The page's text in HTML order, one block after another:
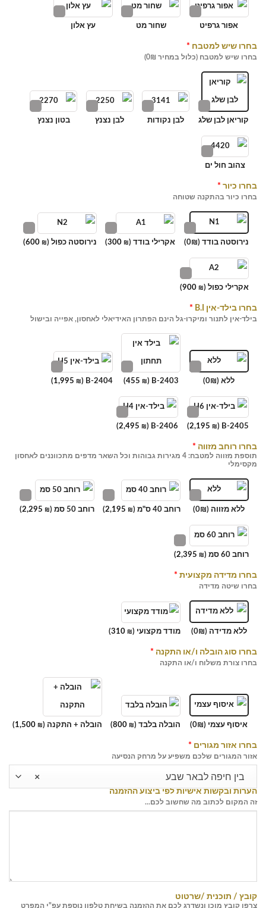
אפור גרפיט שחור מט עץ אלון
בחרו שיש למטבח *
בחרו שיש למטבח (כלול במחיר 0₪)
קוריאן לבן שלג לבן נקודות לבן נצנץ בטון נצנץ
צהוב חול ים
בחרו כיור *
בחרו כיור בהתקנה שטוחה
נירוסטה בודד (0₪) אקרילי בודד ( 300 ₪
) נירוסטה כפול ( 600 ₪
)
אקרילי כפול ( 900 ₪
)
בחרו בילד-אין B.I *
בילד-אין לתנור ומיקרו-גל הינם הפתרון האידיאלי לאחסון, אפייה ובישול
ללא (0₪) B-2403 (
455 ₪
)
B-2404 (
1,995 ₪
)
B-2405 (
2,195 ₪
)
B-2406 (
2,495 ₪
)
בחרו רוחב מזווה *
תוספת מזווה למטבח: 4 מגירות גבוהות וכל השאר מדפים מתכווננים לאחסון
מקסימלי
ללא מזווה (0₪) רוחב 40 ס"מ ( 2,195 ₪
) רוחב 50 סמ ( 2,295 ₪
)
רוחב 60 סמ ( 2,395 ₪
)
בחרו מדידה מקצועית *
בחרו שיטה מדידה
ללא מדידה (0₪) מודד מקצועי ( 310 ₪
)
בחרו סוג הובלה ו/או התקנה *
בחרו צורת משלוח ו/או התקנה
איסוף עצמי (0₪) הובלה בלבד ( 800 ₪
) הובלה + התקנה ( 1,500 ₪
)
בחרו אזור מגורים *
אזור המגורים שלכם משפיע על מרחק הנסיעה
× בין חיפה לבאר שבע
הערות ובקשות אישיות לפי ביצוע ההזמנה
זה המקום לכתוב מה שחשוב לכם...
קובץ / תוכנית /שרטוט
צרפו קובץ מוכן ונשדרג לכם את ההזמנה בשיחת טלפון נוספת עפ"י המפרט